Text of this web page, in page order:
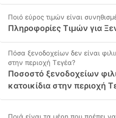
Ποιό εύρος τιμών είναι
Πληροφορίες Τιμών για
Πόσα ξενοδοχείων δεν είναι
στην περιοχή Τεγέα?
Ποσοστό ξενοδοχείων
κατοικίδια στην περιοχή